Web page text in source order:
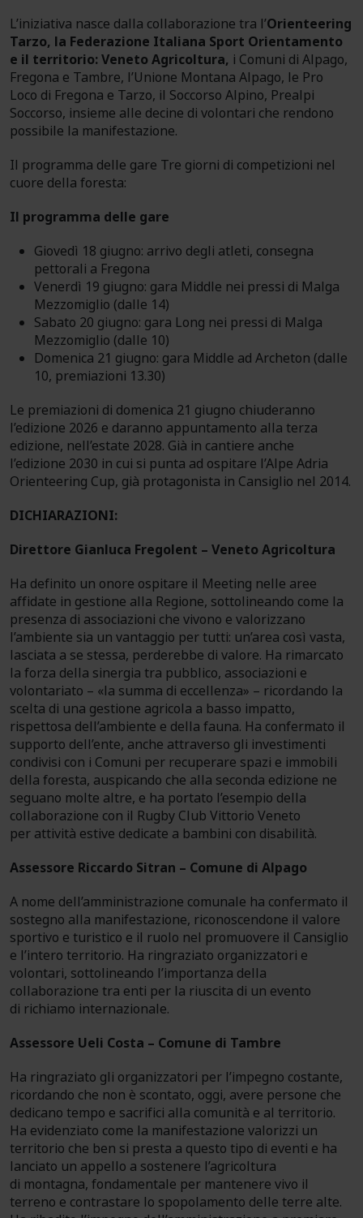
L’iniziativa nasce dalla collaborazione tra l’Orienteering
Tarzo, la Federazione Italiana Sport Orientamento
e il territorio: Veneto Agricoltura, i Comuni di Alpago,
Fregona e Tambre, l’Unione Montana Alpago, le Pro
Loco di Fregona e Tarzo, il Soccorso Alpino, Prealpi
Soccorso, insieme alle decine di volontari che rendono
possibile la manifestazione.
Il programma delle gare Tre giorni di competizioni nel
cuore della foresta:
Il programma delle gare
Giovedì 18 giugno: arrivo degli atleti, consegna
pettorali a Fregona
Venerdì 19 giugno: gara Middle nei pressi di Malga
Mezzomiglio (dalle 14)
Sabato 20 giugno: gara Long nei pressi di Malga
Mezzomiglio (dalle 10)
Domenica 21 giugno: gara Middle ad Archeton (dalle
10, premiazioni 13.30)
Le premiazioni di domenica 21 giugno chiuderanno
l’edizione 2026 e daranno appuntamento alla terza
edizione, nell’estate 2028. Già in cantiere anche
l’edizione 2030 in cui si punta ad ospitare l’Alpe Adria
Orienteering Cup, già protagonista in Cansiglio nel 2014.
DICHIARAZIONI:
Direttore Gianluca Fregolent – Veneto Agricoltura
Ha definito un onore ospitare il Meeting nelle aree
affidate in gestione alla Regione, sottolineando come la
presenza di associazioni che vivono e valorizzano
l’ambiente sia un vantaggio per tutti: un’area così vasta,
lasciata a se stessa, perderebbe di valore. Ha rimarcato
la forza della sinergia tra pubblico, associazioni e
volontariato – «la summa di eccellenza» – ricordando la
scelta di una gestione agricola a basso impatto,
rispettosa dell’ambiente e della fauna. Ha confermato il
supporto dell’ente, anche attraverso gli investimenti
condivisi con i Comuni per recuperare spazi e immobili
della foresta, auspicando che alla seconda edizione ne
seguano molte altre, e ha portato l’esempio della
collaborazione con il Rugby Club Vittorio Veneto
per attività estive dedicate a bambini con disabilità.
Assessore Riccardo Sitran – Comune di Alpago
A nome dell’amministrazione comunale ha confermato il
sostegno alla manifestazione, riconoscendone il valore
sportivo e turistico e il ruolo nel promuovere il Cansiglio
e l’intero territorio. Ha ringraziato organizzatori e
volontari, sottolineando l’importanza della
collaborazione tra enti per la riuscita di un evento
di richiamo internazionale.
Assessore Ueli Costa – Comune di Tambre
Ha ringraziato gli organizzatori per l’impegno costante,
ricordando che non è scontato, oggi, avere persone che
dedicano tempo e sacrifici alla comunità e al territorio.
Ha evidenziato come la manifestazione valorizzi un
territorio che ben si presta a questo tipo di eventi e ha
lanciato un appello a sostenere l’agricoltura
di montagna, fondamentale per mantenere vivo il
terreno e contrastare lo spopolamento delle terre alte.